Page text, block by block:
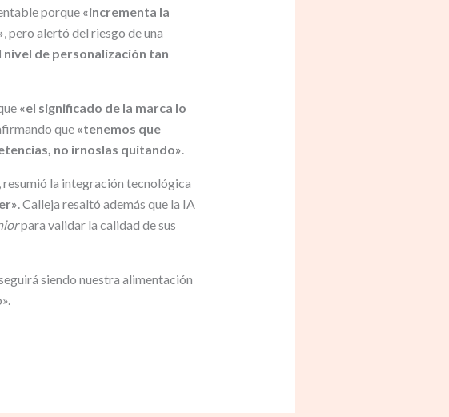
porque «incrementa la
, pero alertó del riesgo de una
de personalización tan
«el significado de la marca lo
que «tenemos que
no irnoslas quitando».
resumió la integración tecnológica
. Calleja resaltó además que la IA
para validar la calidad de sus
siendo nuestra alimentación